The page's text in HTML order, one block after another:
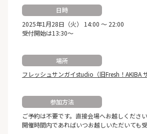
日時
2025年1月28日（火） 14:00 ～ 22:00
受付開始は13:30～
場所
フレッシュサンガイstudio（旧Fresh！AKIBA
参加方法
ご予約は不要です。直接会場へお越しください
開催時間内であればいつお越しいただいても受